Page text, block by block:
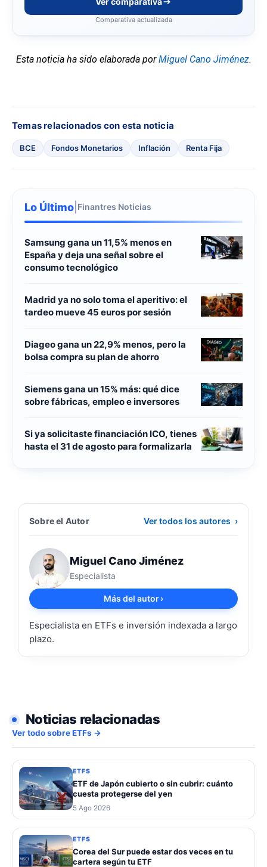
Comparativa actualizada
Esta noticia ha sido elaborada porMiguel Cano Jiménez.
Temas relacionados con esta noticia
BCE Fondos Monetarios Inflación Renta Fija
Lo Último Finantres Noticias
Samsung gana un 11,5% menos en
España y deja una señal sobre el
consumo tecnológico
Madrid ya no solo toma el aperitivo: el
tardeo mueve 45 euros por sesión
Diageo gana un 22,9% menos, pero la
bolsa compra su plan de ahorro
Siemens gana un 15% más: qué dice
sobre fábricas, empleo e inversores
Si ya solicitaste financiación ICO, tienes
hasta el 31 de agosto para formalizarla
Sobre el Autor Ver todos los autores ›
Miguel Cano Jiménez
Especialista
Más del autor›
Especialista en ETFs e inversión indexada a largo
plazo.
Noticias relacionadas
Ver todo sobre ETFs →
ETFS
ETF de Japón cubierto o sin cubrir: cuánto
cuesta protegerse del yen
5 Ago 2026
ETFS
Corea del Sur puede estar dos veces en tu
cartera según tu ETF